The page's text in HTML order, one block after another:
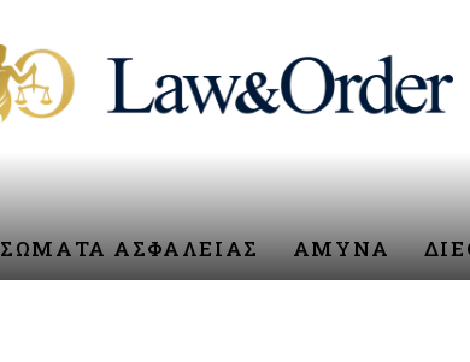
ΣΩΜΑΤΑ ΑΣΦΑΛΕΙΑΣ ΑΜΥΝΑ